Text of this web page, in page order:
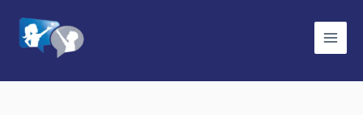
content